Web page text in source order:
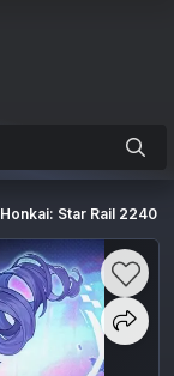
Honkai: Star Rail 2240